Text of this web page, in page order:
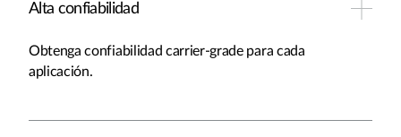
Alta confiabilidad
Obtenga confiabilidad carrier-grade para cada
aplicación.